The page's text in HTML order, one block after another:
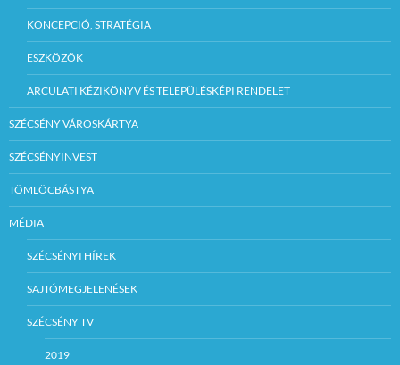
KONCEPCIÓ, STRATÉGIA
ESZKÖZÖK
ARCULATI KÉZIKÖNYV ÉS TELEPÜLÉSKÉPI RENDELET
SZÉCSÉNY VÁROSKÁRTYA
SZÉCSÉNYINVEST
TÖMLÖCBÁSTYA
MÉDIA
SZÉCSÉNYI HÍREK
SAJTÓMEGJELENÉSEK
SZÉCSÉNY TV
2019